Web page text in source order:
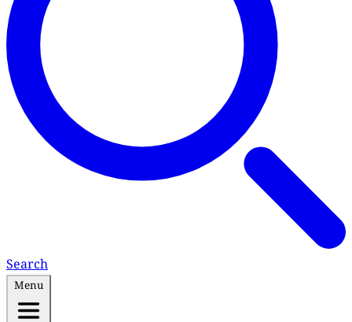
Search
Menu